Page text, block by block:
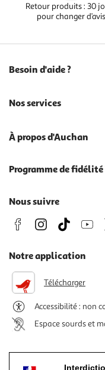
Retour produits : 30
pour changer d’avis
Besoin d'aide ?
Nos services
À propos d'Auchan
Programme de
Nous suivre
Notre application
Télécharger
Accessibilité : non
Espace sourds et